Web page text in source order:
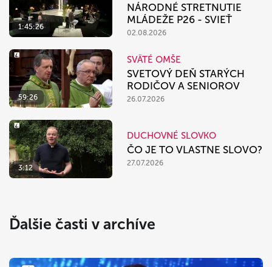
1:45:26
NÁRODNÉ STRETNUTIE
MLÁDEŽE P26 - SVIEŤ
02.08.2026
59:26
SVÄTÉ OMŠE
SVETOVÝ DEŇ STARÝCH
RODIČOV A SENIOROV
26.07.2026
3:12
DUCHOVNÉ SLOVKO
ČO JE TO VLASTNE SLOVO?
27.07.2026
Ďalšie časti v archíve